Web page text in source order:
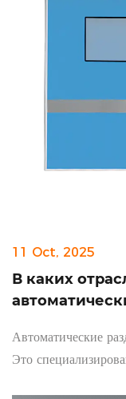
11 Oct, 2025
В каких
Автоматические
Это